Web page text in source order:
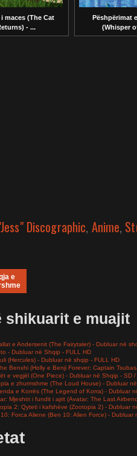
maces (The Cat
- ...
Pëshpërimat
(Whisper
Discographic, Anime,
e
shikuarit e muajit
e Andersenit (The Fairytaler) - Dubluar në
- Dubluar në Shqip - FULL HD
(Hercules) - Dubluar në shqip - FULL HD
Benxhi (Holly e Benji Forever; Captain
e vegjël (One Piece) - Dubluar në Shqip - SD /
e zhurmshme (The Loud House) - Dubluar
e Korrës (The Legend of Korra) - Dubluar
Mjeshtri i fundit i ajrit (Avatar: The Last
2: Qyteti i kafshëve (Zootopia 2) - Dubluar
Forca Aliene (Ben 10: Alien Force) - Dubluar